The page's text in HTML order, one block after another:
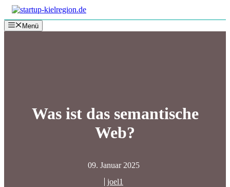
Zum
Inhalt
springenMenü
Was ist das semantische
Web?
09. Januar 2025
joel1